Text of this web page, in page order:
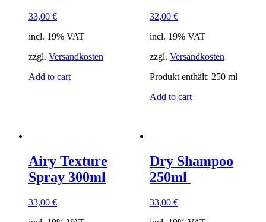
33,00 €
incl. 19% VAT
zzgl. Versandkosten
Add to cart
32,00 €
incl. 19% VAT
zzgl. Versandkosten
Produkt enthält: 250 ml
Add to cart
Airy Texture
Spray 300ml
33,00 €
Dry Shampoo
250ml
33,00 €